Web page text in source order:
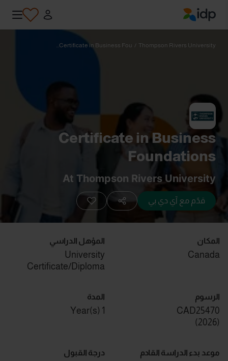
Thompson Rivers University
/
Certificate in Business Fou...
Certificate in Business
Foundations
At Thompson Rivers University
قدّم مع آي دي بي
المكان
Canada
المؤهل الدراسي
University
Certificate/Diploma
الرسوم
CAD25470
(
2026
)
المدة
1 Year(s)
موعد بدء الدراسة القادم درجة القبول